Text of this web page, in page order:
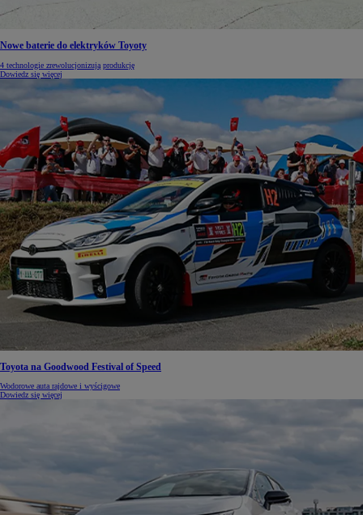
Nowe baterie do elektryków Toyoty
4 technologie zrewolucjonizują produkcję
Dowiedz się więcej
Toyota na Goodwood Festival of Speed
Wodorowe auta rajdowe i wyścigowe
Dowiedz się więcej